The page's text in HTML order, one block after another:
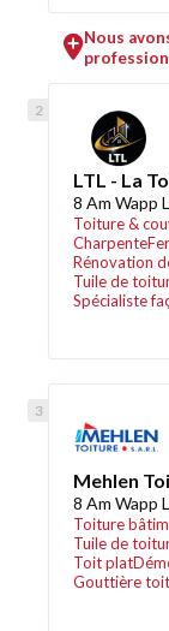
Nous
LTL - La
8 Am Wapp
Toiture &
Charpente
Rénovation
Tuile de
Spécialiste
Mehlen
8 Am Wapp
Toiture
Tuile de
Toit plat
Gouttière